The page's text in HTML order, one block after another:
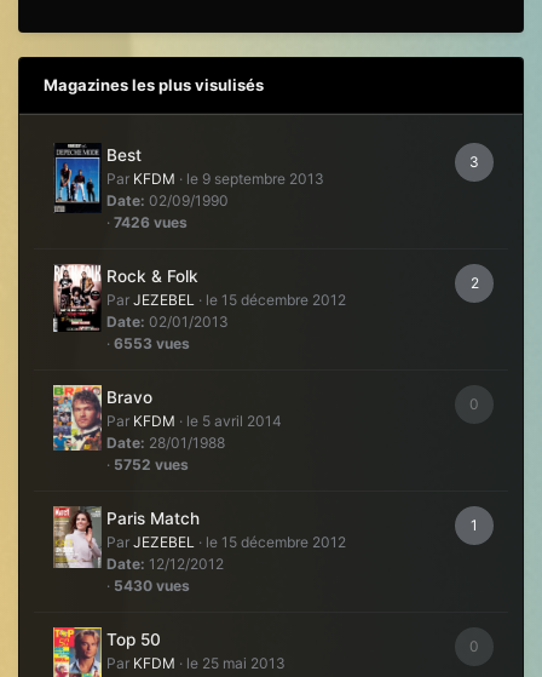
Magazines les plus visulisés
3
Best
Par KFDM · le 9 septembre 2013
Date: 02/09/1990
· 7426 vues
2
Rock & Folk
Par JEZEBEL · le 15 décembre 2012
Date: 02/01/2013
· 6553 vues
0
Bravo
Par KFDM · le 5 avril 2014
Date: 28/01/1988
· 5752 vues
1
Paris Match
Par JEZEBEL · le 15 décembre 2012
Date: 12/12/2012
· 5430 vues
0
Top 50
Par KFDM · le 25 mai 2013